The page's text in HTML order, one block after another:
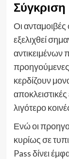
Οι
εξελιχθεί
αντικειμένων
κερδίζουν
λιγότερο
Ενώ οι
κυρίως σε
Pass δίνει